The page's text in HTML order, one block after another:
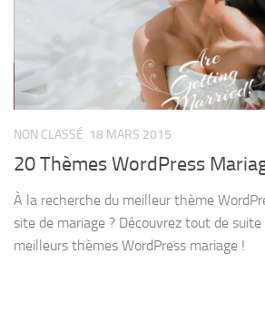
NON CLASSÉ 18 MARS 2015
20 Thèmes WordPress
À la recherche du meilleur thème
site de mariage ? Découvrez tout de
meilleurs thèmes WordPress mariage !